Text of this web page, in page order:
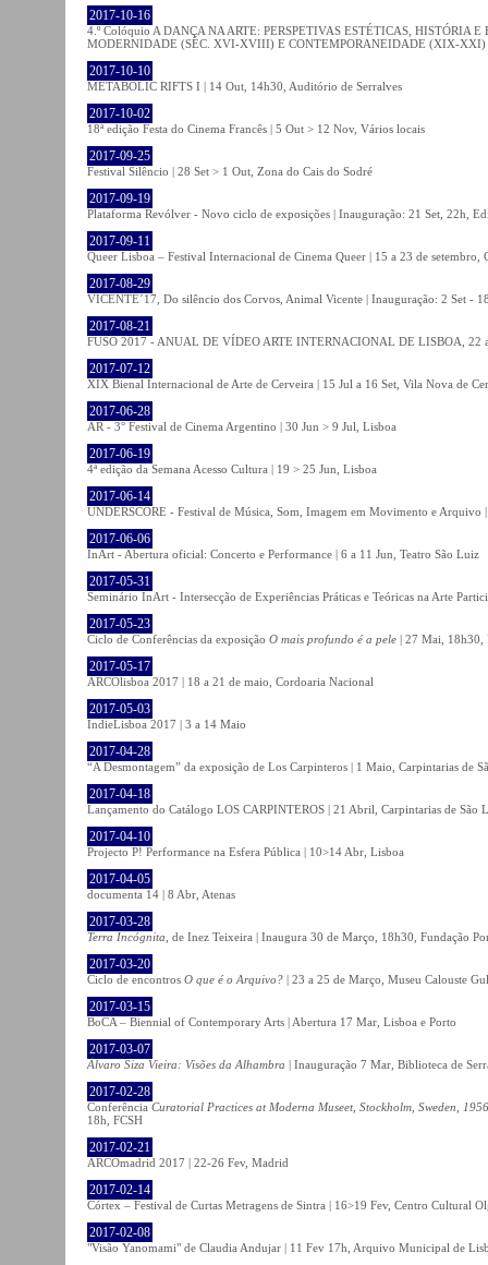
2017-10-16
4.º Colóquio A DANÇA NA ARTE: PERSPETIVAS ESTÉTICAS, HISTÓRIA
MODERNIDADE (SÉC. XVI-XVIII) E CONTEMPORANEIDADE (XIX-XXI)
2017-10-10
METABOLIC RIFTS I | 14 Out, 14h30, Auditório de Serralves
2017-10-02
18ª edição Festa do Cinema Francês | 5 Out > 12 Nov, Vários locais
2017-09-25
Festival Silêncio | 28 Set > 1 Out, Zona do Cais do Sodré
2017-09-19
Plataforma Revólver - Novo ciclo de exposições | Inauguração: 21 Set, 22h,
2017-09-11
Queer Lisboa – Festival Internacional de Cinema Queer | 15 a 23 de setembro,
2017-08-29
VICENTE´17, Do silêncio dos Corvos, Animal Vicente | Inauguração: 2 Set -
2017-08-21
FUSO 2017 - ANUAL DE VÍDEO ARTE INTERNACIONAL DE LISBOA, 22
2017-07-12
XIX Bienal Internacional de Arte de Cerveira | 15 Jul a 16 Set, Vila Nova de
2017-06-28
AR - 3° Festival de Cinema Argentino | 30 Jun > 9 Jul, Lisboa
2017-06-19
4ª edição da Semana Acesso Cultura | 19 > 25 Jun, Lisboa
2017-06-14
UNDERSCORE - Festival de Música, Som, Imagem em Movimento e Arquivo
2017-06-06
InArt - Abertura oficial: Concerto e Performance | 6 a 11 Jun, Teatro São Luiz
2017-05-31
Seminário InArt - Intersecção de Experiências Práticas e Teóricas na Arte
2017-05-23
Ciclo de Conferências da exposição O mais profundo é a pele | 27 Mai, 18h30,
2017-05-17
ARCOlisboa 2017 | 18 a 21 de maio, Cordoaria Nacional
2017-05-03
IndieLisboa 2017 | 3 a 14 Maio
2017-04-28
“A Desmontagem” da exposição de Los Carpinteros | 1 Maio, Carpintarias de
2017-04-18
Lançamento do Catálogo LOS CARPINTEROS | 21 Abril, Carpintarias de São
2017-04-10
Projecto P! Performance na Esfera Pública | 10>14 Abr, Lisboa
2017-04-05
documenta 14 | 8 Abr, Atenas
2017-03-28
Terra Incógnita , de Inez Teixeira | Inaugura 30 de Março, 18h30, Fundação
2017-03-20
Ciclo de encontros O que é o Arquivo? | 23 a 25 de Março, Museu Calouste
2017-03-15
BoCA – Biennial of Contemporary Arts | Abertura 17 Mar, Lisboa e Porto
2017-03-07
Álvaro Siza Vieira: Visões da Alhambra | Inauguração 7 Mar, Biblioteca de
2017-02-28
Conferência Curatorial Practices at Moderna Museet, Stockholm, Sweden,
18h, FCSH
2017-02-21
ARCOmadrid 2017 | 22-26 Fev, Madrid
2017-02-14
Córtex – Festival de Curtas Metragens de Sintra | 16>19 Fev, Centro Cultural
2017-02-08
"Visão Yanomami" de Claudia Andujar | 11 Fev 17h, Arquivo Municipal de